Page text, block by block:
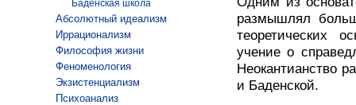
Баденская школа
Абсолютный идеализм
Иррационализм
Философия жизни
Феноменология
Экзистенциализм
Психоанализ
размышлял
теоретических
учение о
Неокантианство
и Баденской.